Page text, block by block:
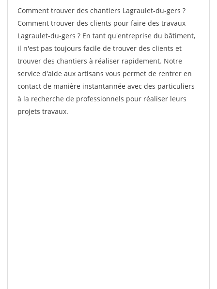
Comment trouver des chantiers Lagraulet-du-gers ?
Comment trouver des clients pour faire des travaux
Lagraulet-du-gers ? En tant qu'entreprise du bâtiment,
il n'est pas toujours facile de trouver des clients et
trouver des chantiers à réaliser rapidement. Notre
service d'aide aux artisans vous permet de rentrer en
contact de manière instantannée avec des particuliers
à la recherche de professionnels pour réaliser leurs
projets travaux.